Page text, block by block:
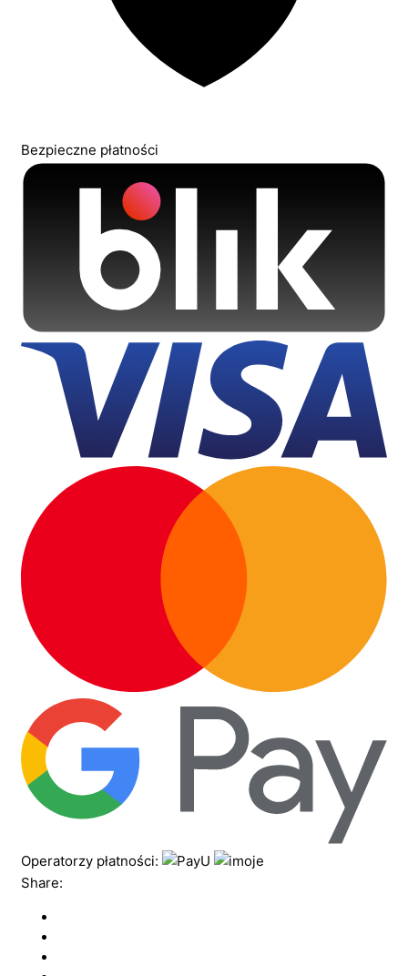
Bezpieczne płatności
Operatorzy płatności:
Share: